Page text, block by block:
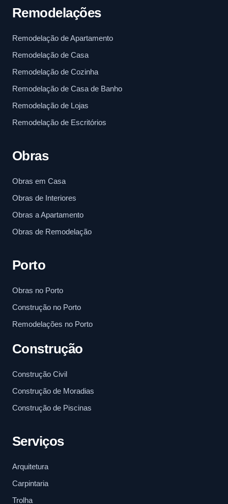
Remodelações
Remodelação de Apartamento
Remodelação de Casa
Remodelação de Cozinha
Remodelação de Casa de Banho
Remodelação de Lojas
Remodelação de Escritórios
Obras
Obras em Casa
Obras de Interiores
Obras a Apartamento
Obras de Remodelação
Porto
Obras no Porto
Construção no Porto
Remodelações no Porto
Construção
Construção Civil
Construção de Moradias
Construção de Piscinas
Serviços
Arquitetura
Carpintaria
Trolha